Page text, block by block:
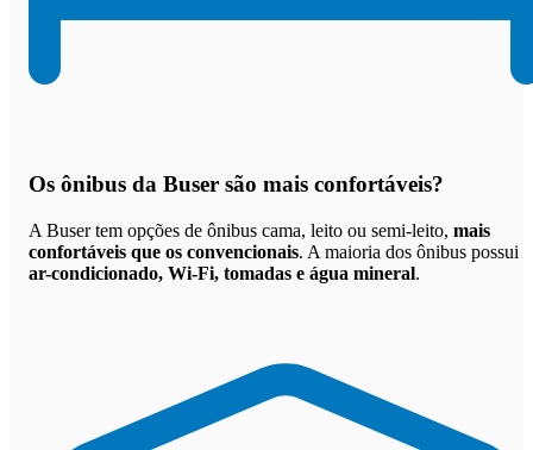
Os ônibus da Buser são mais confortáveis?
A Buser tem opções de ônibus cama, leito ou semi-leito, mais
confortáveis que os convencionais. A maioria dos ônibus possui
ar-condicionado, Wi-Fi, tomadas e água mineral.